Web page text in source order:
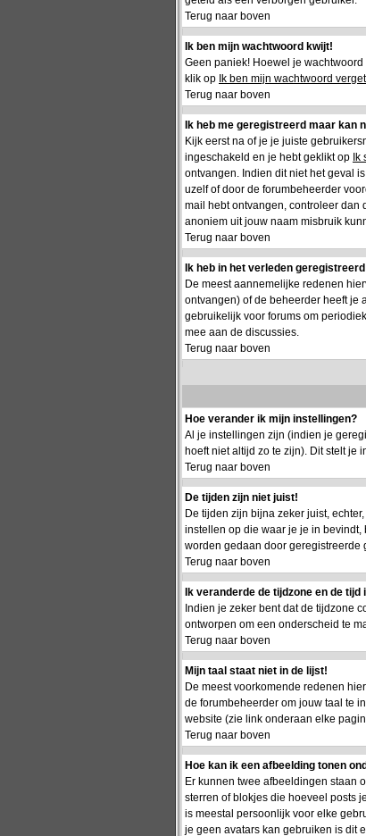
Terug naar boven
Ik ben mijn wachtwoord kwijt!
Geen paniek! Hoewel je
klik op Ik ben mijn wachtwoord
Terug naar boven
Ik heb me geregistreerd maar kan
Kijk eerst na of je je juiste
ingeschakeld en je hebt geklikt op
ontvangen. Indien dit niet het geval
uzelf of door de forumbeheerder
mail hebt ontvangen, controleer dan
anoniem uit jouw naam misbruik
Terug naar boven
Ik heb in het verleden
De meest aannemelijke redenen
ontvangen) of de beheerder heeft je
gebruikelijk voor forums om
mee aan de discussies.
Terug naar boven
Hoe verander ik mijn instellingen?
Al je instellingen zijn (indien je
hoeft niet altijd zo te zijn). Dit stelt je
Terug naar boven
De tijden zijn niet juist!
De tijden zijn bijna zeker juist,
instellen op die waar je je in bevindt,
worden gedaan door geregistreerde
Terug naar boven
Ik veranderde de tijdzone en de
Indien je zeker bent dat de tijdzone
ontworpen om een onderscheid te
Terug naar boven
Mijn taal staat niet in de lijst!
De meest voorkomende redenen
de forumbeheerder om jouw taal te
website (zie link onderaan elke
Terug naar boven
Hoe kan ik een afbeelding tonen
Er kunnen twee afbeeldingen staan
sterren of blokjes die hoeveel posts
is meestal persoonlijk voor elke
je geen avatars kan gebruiken is dit